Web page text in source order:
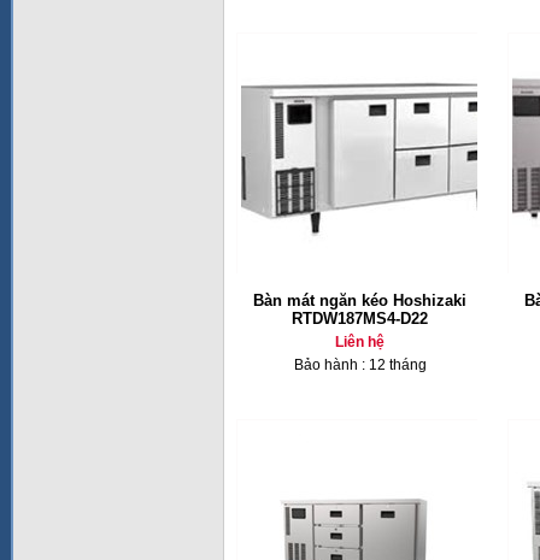
Bàn mát ngăn kéo Hoshizaki
RTDW187MS4-D22
Liên hệ
Bảo hành : 12 tháng